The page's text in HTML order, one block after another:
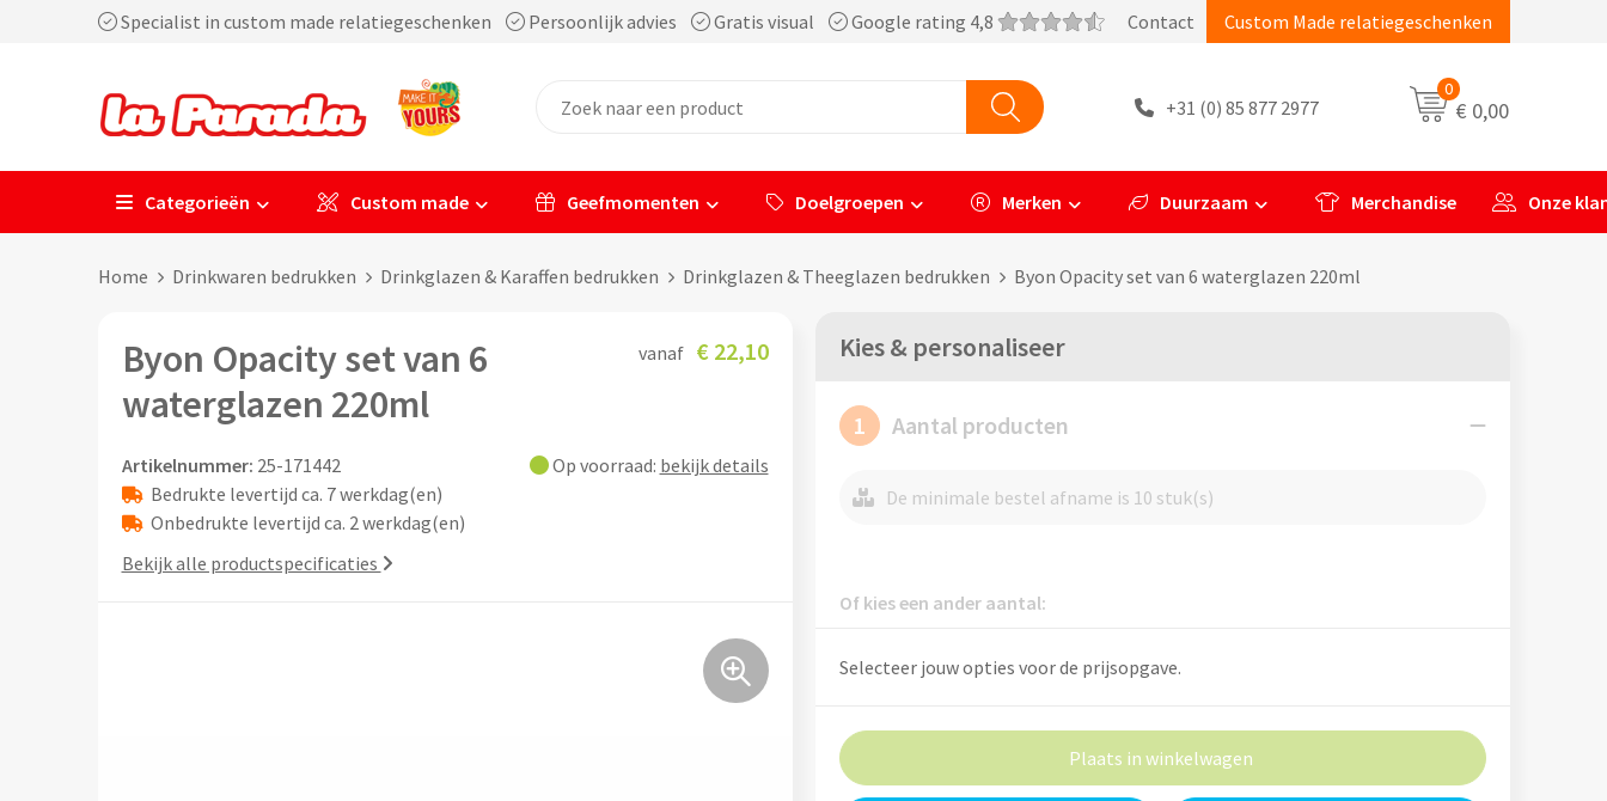
Specialist in custom made relatiegeschenken Persoonlijk advies Gratis visual Google rating 4,8 Contact Custom Made relatiegeschenken
+31 (0) 85 877 2977
0
€ 0,00
Categorieën Custom made Geefmomenten Doelgroepen Merken Duurzaam Merchandise Onze
Home Drinkwaren bedrukken Drinkglazen & Karaffen bedrukken Drinkglazen & Theeglazen bedrukken Byon Opacity set van 6 waterglazen 220ml
Byon Opacity set van 6
waterglazen 220ml
vanaf € 22,10
Artikelnummer: 25-171442 Op voorraad: bekijk details
Bedrukte levertijd ca. 7 werkdag(en)
Onbedrukte levertijd ca. 2 werkdag(en)
Bekijk alle productspecificaties
Kies & personaliseer
1 Aantal producten
De minimale bestel afname is 10 stuk(s)
Of kies een ander aantal:
Selecteer jouw opties voor de prijsopgave.
Plaats in winkelwagen